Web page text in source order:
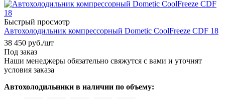
Быстрый просмотр
Автохолодильник компрессорный Dometic CoolFreeze CDF 18
38 450 руб./шт
Под заказ
Наши менеджеры обязательно свяжутся с вами и уточнят
условия заказа
Автохолодильники в наличии по объему: